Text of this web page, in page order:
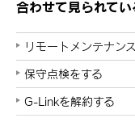
合わせて見られて
リモートメンテナン
保守点検をする
G-Linkを解約する